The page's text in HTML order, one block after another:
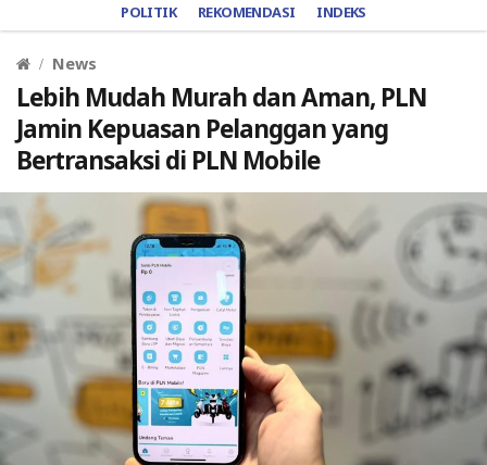
POLITIK REKOMENDASI INDEKS
News
Lebih Mudah Murah dan Aman, PLN
Jamin Kepuasan Pelanggan yang
Bertransaksi di PLN Mobile